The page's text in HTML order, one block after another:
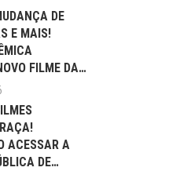
DE
E MAIS!
FILME DA
ACESSAR A
DE